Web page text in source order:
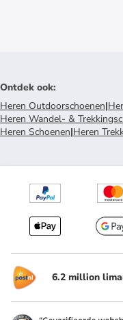
Ontdek ook:
Heren Outdoorschoenen|
Heren Wandel- &
Heren Schoenen|Heren
6.2 million